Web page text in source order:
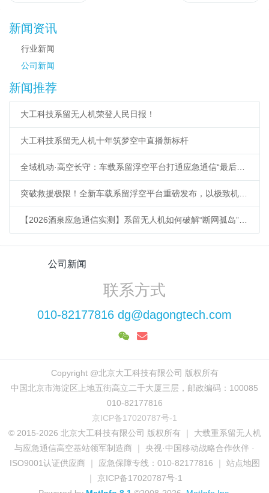
新闻资讯
行业新闻
公司新闻
新闻推荐
大工科技系留无人机荣登人民日报！
大工科技系留无人机十年筑梦空中直播新标杆
全域机动·高空长守：车载系留浮空平台打通应急通信“最后一公里”
突破救援极限！全新车载系留浮空平台重磅发布，以极致机动响应重塑低空应急新标杆
【2026酒泉应急通信实测】系留无人机如何破解“断网孤岛”难题？
公司新闻
联系方式
010-82177816 dg@dagongtech.com
Copyright @北京大工科技有限公司 版权所有
中国北京市海淀区上地五街高立二千大厦三层，邮政编码：100085
010-82177816
京ICP备17020787号-1
© 2015-2026 北京大工科技有限公司 版权所有 ｜ 大载重系留无人机
与应急通信高空基站领军制造商 ｜ 央视·中国移动战略合作伙伴 ·
ISO9001认证供应商 ｜ 应急保障专线：010-82177816 ｜ 站点地图
｜ 京ICP备17020787号-1